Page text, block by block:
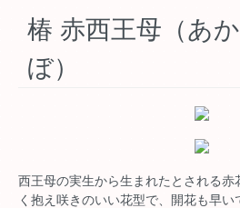
椿 赤西王母（あ
ぼ）
西王母の実生から生まれたとされる赤
く抱え咲きのいい花型で、開花も早い